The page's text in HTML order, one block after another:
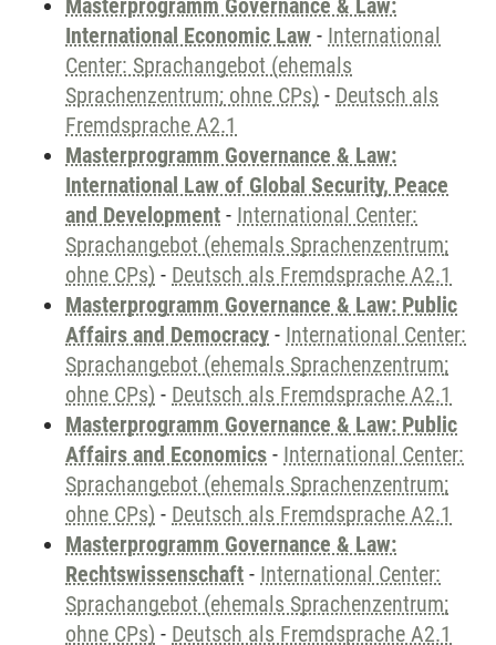
Masterprogramm Governance & Law:
International Economic Law - International
Center: Sprachangebot (ehemals
Sprachenzentrum; ohne CPs) - Deutsch als
Fremdsprache A2.1
Masterprogramm Governance & Law:
International Law of Global Security, Peace
and Development - International Center:
Sprachangebot (ehemals Sprachenzentrum;
ohne CPs) - Deutsch als Fremdsprache A2.1
Masterprogramm Governance & Law: Public
Affairs and Democracy - International Center:
Sprachangebot (ehemals Sprachenzentrum;
ohne CPs) - Deutsch als Fremdsprache A2.1
Masterprogramm Governance & Law: Public
Affairs and Economics - International Center:
Sprachangebot (ehemals Sprachenzentrum;
ohne CPs) - Deutsch als Fremdsprache A2.1
Masterprogramm Governance & Law:
Rechtswissenschaft - International Center:
Sprachangebot (ehemals Sprachenzentrum;
ohne CPs) - Deutsch als Fremdsprache A2.1